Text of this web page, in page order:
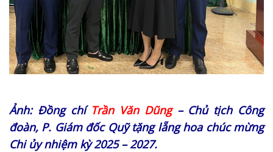
Ảnh: Đồng chí Trần Văn Dũng– Chủ tịch Công
đoàn, P. Giám đốc Quỹ tặng lẵng hoa chúc mừng
Chi ủy nhiệm kỳ 2025 – 2027.